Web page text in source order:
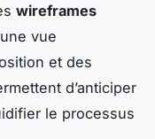
wireframes
vue
et des
d’anticiper
le processus